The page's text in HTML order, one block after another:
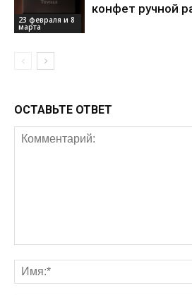
23 февраля и 8
марта
конфет ручной
ОСТАВЬТЕ ОТВЕТ